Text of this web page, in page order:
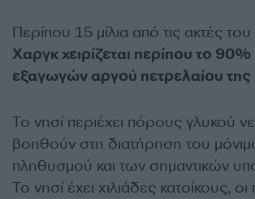
Περίπου 15 μίλια από τις ακτές του
Χαργκ χειρίζεται περίπου το
εξαγωγών αργού πετρελαίου
Το νησί περιέχει πόρους γλυκού
βοηθούν στη διατήρηση του
πληθυσμού και των σημαντικών
Το νησί έχει χιλιάδες κατοίκους,